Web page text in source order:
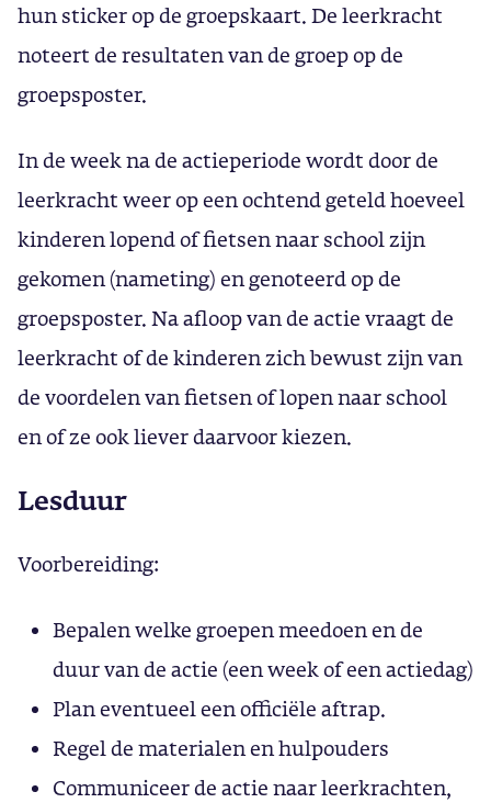
hun sticker op de groepskaart. De leerkracht
noteert de resultaten van de groep op de
groepsposter.
In de week na de actieperiode wordt door de
leerkracht weer op een ochtend geteld hoeveel
kinderen lopend of fietsen naar school zijn
gekomen (nameting) en genoteerd op de
groepsposter. Na afloop van de actie vraagt de
leerkracht of de kinderen zich bewust zijn van
de voordelen van fietsen of lopen naar school
en of ze ook liever daarvoor kiezen.
Lesduur
Voorbereiding:
Bepalen welke groepen meedoen en de
duur van de actie (een week of een actiedag)
Plan eventueel een officiële aftrap.
Regel de materialen en hulpouders
Communiceer de actie naar leerkrachten,